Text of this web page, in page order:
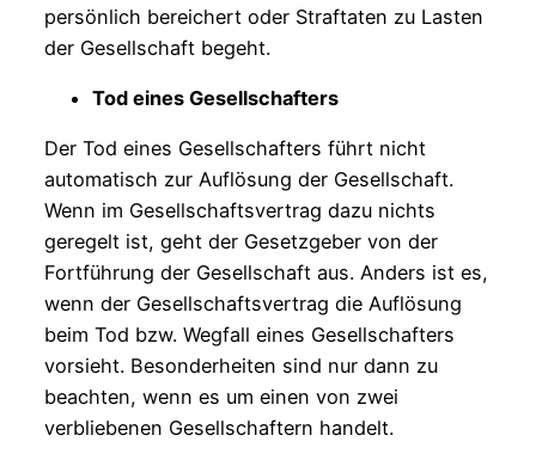
persönlich bereichert oder Straftaten zu Lasten
der Gesellschaft begeht.
Tod eines Gesellschafters
Der Tod eines Gesellschafters führt nicht
automatisch zur Auflösung der Gesellschaft.
Wenn im Gesellschaftsvertrag dazu nichts
geregelt ist, geht der Gesetzgeber von der
Fortführung der Gesellschaft aus. Anders ist es,
wenn der Gesellschaftsvertrag die Auflösung
beim Tod bzw. Wegfall eines Gesellschafters
vorsieht. Besonderheiten sind nur dann zu
beachten, wenn es um einen von zwei
verbliebenen Gesellschaftern handelt.